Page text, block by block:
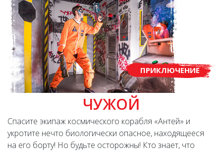
ПРИКЛЮЧЕНИЕ
ЧУЖОЙ
Спасите экипаж космического корабля «Антей» и
укротите нечто биологически опасное, находящееся
на его борту! Но будьте осторожны! Кто знает, что